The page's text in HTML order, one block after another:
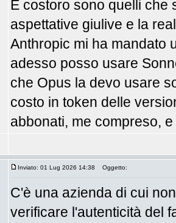
E costoro sono quelli che
aspettative giulive e la
Anthropic mi ha mandato
adesso posso usare
che Opus la devo usare
costo in token delle
abbonati, me compreso,
Inviato: 01 Lug 2026 14:38 Oggetto:
C'è una azienda di cui
verificare l'autenticità del